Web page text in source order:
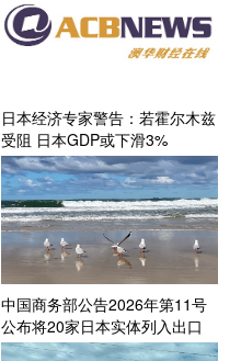
日本经济专家警告：若霍尔木兹
受阻 日本GDP或下滑3%
中国商务部公告2026年第11号
公布将20家日本实体列入出口
管制管控名单